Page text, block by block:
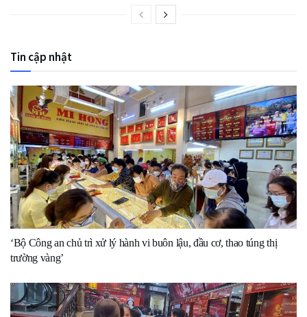
Tin cập nhật
‘Bộ Công an chủ trì xử lý hành vi buôn lậu, đầu cơ, thao túng thị
trường vàng’